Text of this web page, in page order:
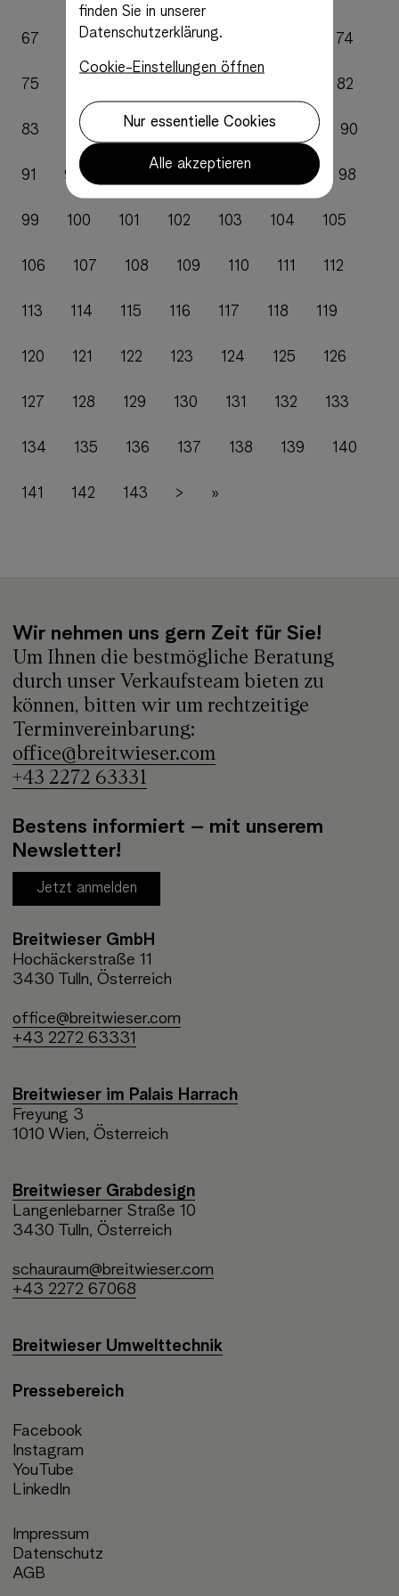
67 68 69 70 71 74
75 82
83 84 85 86 87 88 90
91 92 95 98
99 100 101 102 103 104 105
106 107 108 109 110 111 112
113 114 115 116 117 118 119
120 121 122 123 124 125 126
127 128 129 130 131 132 133
134 135 136 137 138 139 140
141 142 143 > »
Wir nehmen uns gern Zeit für Sie!
Um Ihnen die bestmögliche Beratung
durch unser Verkaufsteam bieten zu
können, bitten wir um rechtzeitige
Terminvereinbarung:
office@breitwieser.com
+43 2272 63331
Bestens informiert – mit unserem
Newsletter!
Jetzt anmelden
Breitwieser GmbH
Hochäckerstraße 11
3430 Tulln, Österreich
office@breitwieser.com
+43 2272 63331
Breitwieser im Palais Harrach
Freyung 3
1010 Wien, Österreich
Breitwieser Grabdesign
Langenlebarner Straße 10
3430 Tulln, Österreich
schauraum@breitwieser.com
+43 2272 67068
Breitwieser Umwelttechnik
Pressebereich
Facebook
Instagram
YouTube
LinkedIn
Impressum
Datenschutz
AGB
finden Sie in unserer
Datenschutzerklärung.
Cookie-Einstellungen öffnen
Nur essentielle Cookies
Alle akzeptieren